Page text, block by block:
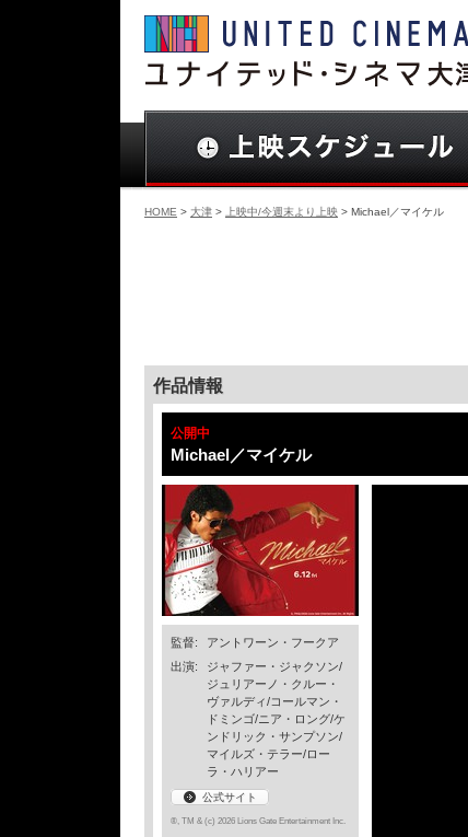
HOME > 大津 > 上映中/今週末より上映 > Michael／マイケル
作品情報
公開中
Michael／マイケル
監督:
アントワーン・フークア
出演:
ジャファー・ジャクソン/
ジュリアーノ・クルー・
ヴァルディ/コールマン・
ドミンゴ/ニア・ロング/ケ
ンドリック・サンプソン/
マイルズ・テラー/ロー
ラ・ハリアー
公式サイト
®, TM & (c) 2026 Lions Gate Entertainment Inc.